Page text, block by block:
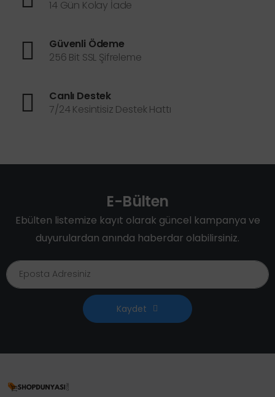
14 Gün Kolay İade
Güvenli Ödeme
256 Bit SSL Şifreleme
Canlı Destek
7/24 Kesintisiz Destek Hattı
E-Bülten
Ebülten listemize kayıt olarak güncel kampanya ve
duyurulardan anında haberdar olabilirsiniz.
Kaydet